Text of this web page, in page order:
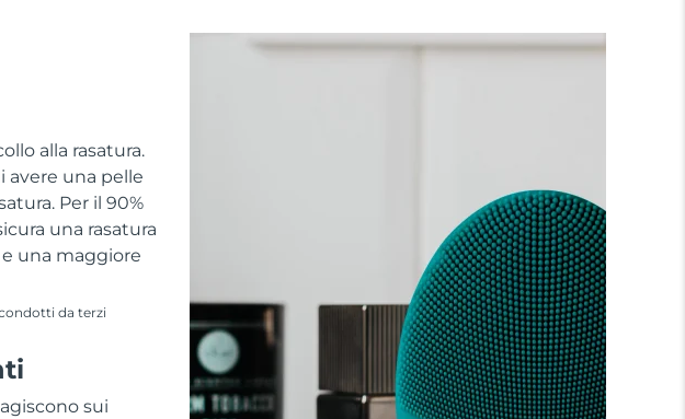
alla rasatura.
avere una pelle
Per il 90%
una rasatura
una maggiore
da terzi
sui